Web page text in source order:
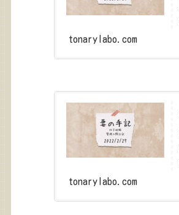
tonarylabo.com
tonarylabo.com